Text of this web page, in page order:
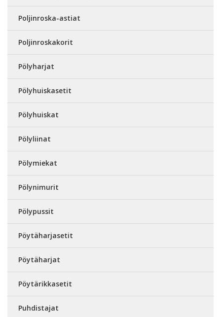
Poljinroska-astiat
Poljinroskakorit
Pölyharjat
Pölyhuiskasetit
Pölyhuiskat
Pölyliinat
Pölymiekat
Pölynimurit
Pölypussit
Pöytäharjasetit
Pöytäharjat
Pöytärikkasetit
Puhdistajat